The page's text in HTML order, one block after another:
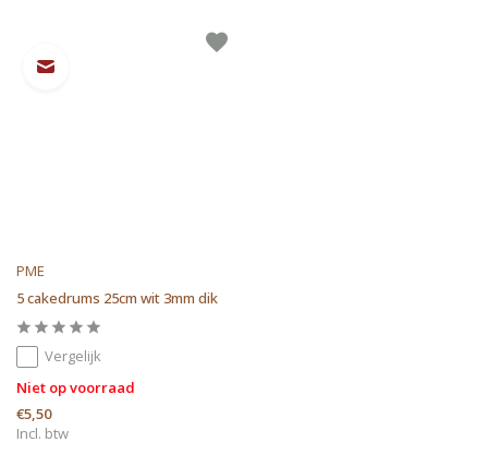
PME
5 cakedrums 25cm wit 3mm dik
Vergelijk
Niet op voorraad
€5,50
Incl. btw